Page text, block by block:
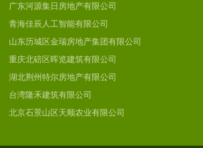
广东河源集日房地产有限公司
青海佳辰人工智能有限公司
山东历城区金瑞房地产集团有限公司
重庆北碚区晖览建筑有限公司
湖北荆州特尔房地产有限公司
台湾隆禾建筑有限公司
北京石景山区天顺农业有限公司